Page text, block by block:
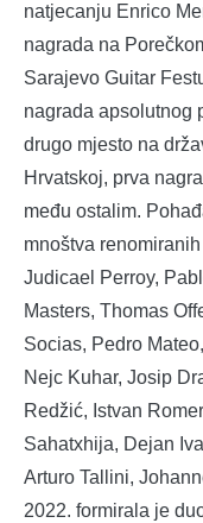
natjecanju Enrico
nagrada na
Sarajevo Guitar
nagrada apsolutnog
drugo mjesto na
Hrvatskoj, prva
među ostalim.
mnoštva
Judicael Perroy,
Masters, Thomas
Socias, Pedro
Nejc Kuhar, Josip
Redžić, Istvan
Sahatxhija, Dejan
Arturo Tallini,
2022. formirala je